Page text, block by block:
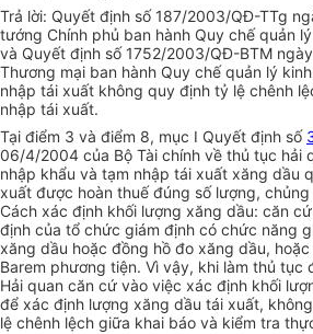
Trả lời: Quyết định số 187/2003/QĐ-TTg
tướng Chính phủ ban hành Quy chế quản
và Quyết định số 1752/2003/QĐ-BTM
Thương mại ban hành Quy chế quản lý
nhập tái xuất không quy định tỷ lệ chênh
nhập tái xuất.
Tại điểm 3 và điểm 8, mục I Quyết định số
06/4/2004 của Bộ Tài chính về thủ tục hải
nhập khẩu và tạm nhập tái xuất xăng dầu
xuất được hoàn thuế đúng số lượng,
Cách xác định khối lượng xăng dầu: căn
định của tổ chức giám định có chức năng
xăng dầu hoặc đồng hồ đo xăng dầu,
Barem phương tiện. Vì vậy, khi làm thủ tục
Hải quan căn cứ vào việc xác định khối
để xác định lượng xăng dầu tái xuất,
lệ chênh lệch giữa khai báo và kiểm tra